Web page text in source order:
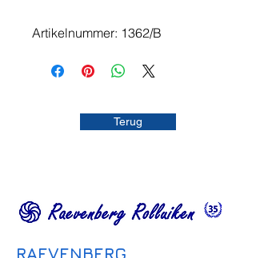
Artikelnummer: 1362/B
Terug
RAEVENBERG